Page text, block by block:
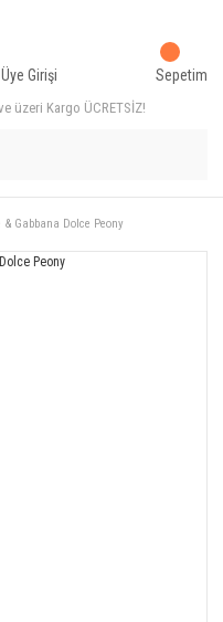
üzeri Kargo ÜCRETSİZ!
Üye Girişi Sepetim
& Gabbana Dolce Peony